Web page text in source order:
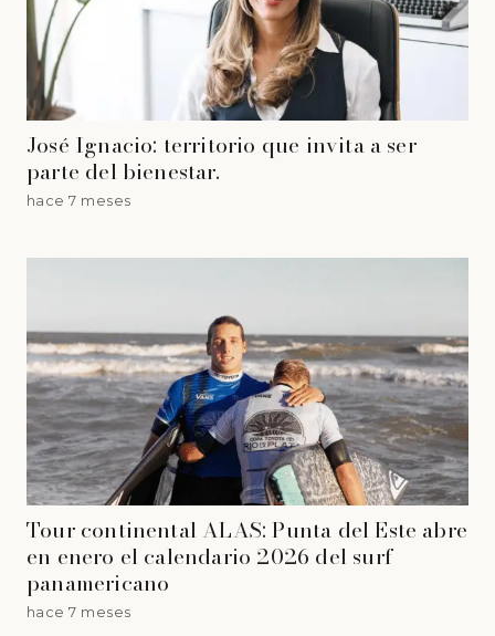
José Ignacio: territorio que invita a ser
parte del bienestar.
hace 7 meses
Tour continental ALAS: Punta del Este abre
en enero el calendario 2026 del surf
panamericano
hace 7 meses